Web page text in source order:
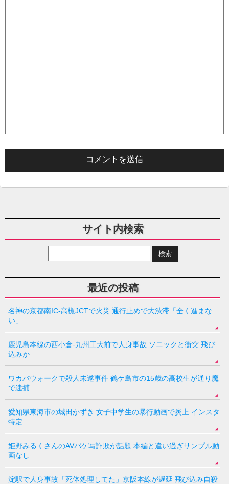
サイト内検索
最近の投稿
名神の京都南IC-高槻JCTで火災 通行止めで大渋滞「全く進まな
い」
鹿児島本線の西小倉-九州工大前で人身事故 ソニックと衝突 飛び
込みか
ワカバウォークで殺人未遂事件 鶴ケ島市の15歳の高校生が通り魔
で逮捕
愛知県東海市の城田かずき 女子中学生の暴行動画で炎上 インスタ
特定
姫野みるくさんのAVパケ写詐欺が話題 本編と違い過ぎサンプル動
画なし
淀駅で人身事故「死体処理してた」京阪本線が遅延 飛び込み自殺